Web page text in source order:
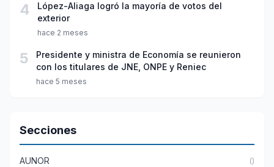
4
López-Aliaga logró la mayoría de votos del
exterior
hace 2 meses
5
Presidente y ministra de Economía se reunieron
con los titulares de JNE, ONPE y Reniec
hace 5 meses
Secciones
AUNOR ()